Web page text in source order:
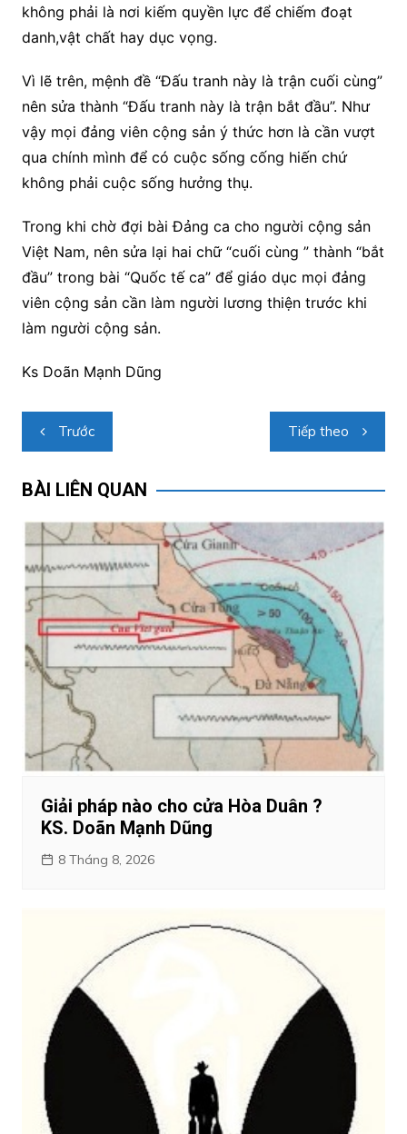
không phải là nơi kiếm quyền lực để chiếm đoạt
danh,vật chất hay dục vọng.
Vì lẽ trên, mệnh đề “Đấu tranh này là trận cuối cùng”
nên sửa thành “Đấu tranh này là trận bắt đầu”. Như
vậy mọi đảng viên cộng sản ý thức hơn là cần vượt
qua chính mình để có cuộc sống cống hiến chứ
không phải cuộc sống hưởng thụ.
Trong khi chờ đợi bài Đảng ca cho người cộng sản
Việt Nam, nên sửa lại hai chữ “cuối cùng ” thành “bắt
đầu” trong bài “Quốc tế ca” để giáo dục mọi đảng
viên cộng sản cần làm người lương thiện trước khi
làm người cộng sản.
Ks Doãn Mạnh Dũng
Điều
hướng
bài
Trước Tiếp theo
BÀI LIÊN QUAN
Giải pháp nào cho cửa Hòa Duân ?
KS. Doãn Mạnh Dũng
8 Tháng 8, 2026